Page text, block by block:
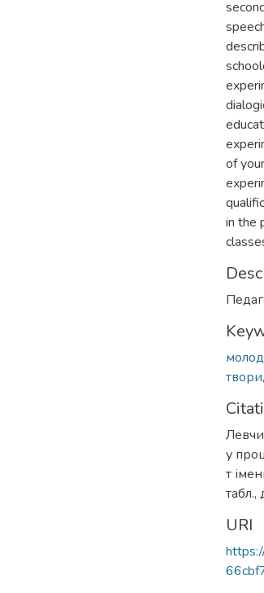
of
in the
твори,
у
т
URI